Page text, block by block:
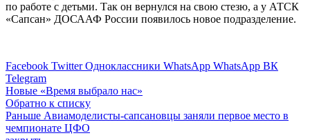
по работе с детьми. Так он вернулся на свою стезю, а у АТСК
«Сапсан» ДОСААФ России появилось новое подразделение.
Facebook Twitter Одноклассники WhatsApp WhatsApp ВК
Telegram
Новые «Время выбрало нас»
Обратно к списку
Раньше Авиамоделисты-сапсановцы заняли первое место в
чемпионате ЦФО